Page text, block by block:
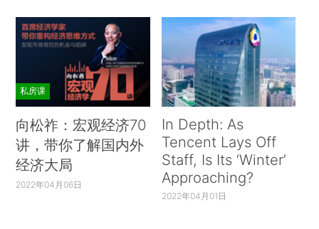
私房课
向松祚：宏观经济70
讲，带你了解国内外
经济大局
2022年04月06日
In Depth: As
Tencent Lays Off
Staff, Is Its ‘Winter’
Approaching?
2022年04月01日